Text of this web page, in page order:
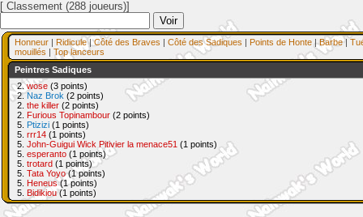
[ Classement (288 joueurs)]
Honneur | Ridicule|Côté des Braves | Côté des Sadiques | Points de Honte |Barbe|
mouillés | Top lanceurs
Peintres Sadiques
2.wose (3 points)
2. Naz Brok (2 points)
2. the killer (2 points)
2. Furious Topinambour (2 points)
5. Ptizizi (1 points)
5. rrr14 (1 points)
5. John-Guigui Wick Pitivier la menace51 (1 points)
5. esperanto (1 points)
5. trotard (1 points)
5. Tata Yoyo(1 points)
5. Heneus(1 points)
5. Bidikiou (1 points)